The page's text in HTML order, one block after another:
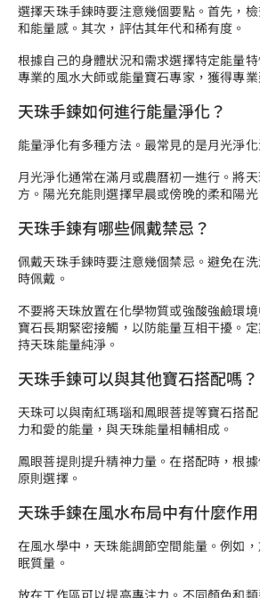
選擇天珠手鍊時要注意幾個要點。首先，
和能量感。其次，評估其年代和稀有度。
根據自己的身體狀況和需求選擇特定能量
專業的風水大師或能量寶石專家，獲得專業
天珠手鍊如何進行能量淨化？
能量淨化有多種方法。最常見的是月光淨
月光淨化通常在滿月或農曆初一進行。將
方。陽光充能則選擇早晨或傍晚的柔和陽
天珠手鍊有哪些佩戴禁忌？
佩戴天珠手鍊時要注意幾個禁忌。避免在
時佩戴。
不要將天珠放置在化學物質或強酸強鹼環
寶石長期緊密接觸，以防能量互相干擾。
持天珠能量純淨。
天珠手鍊可以與其他寶石搭配嗎？
天珠可以與南紅瑪瑙和鳳眼菩提等寶石搭
力和愛的能量，與天珠能量相輔相成。
鳳眼菩提則提升精神力量。在搭配時，根
原則選擇。
天珠手鍊在風水布局中有什麼作用
在風水學中，天珠能調節空間能量。例如
眠質量。
放在工作區可以提高專注力。不同顏色和